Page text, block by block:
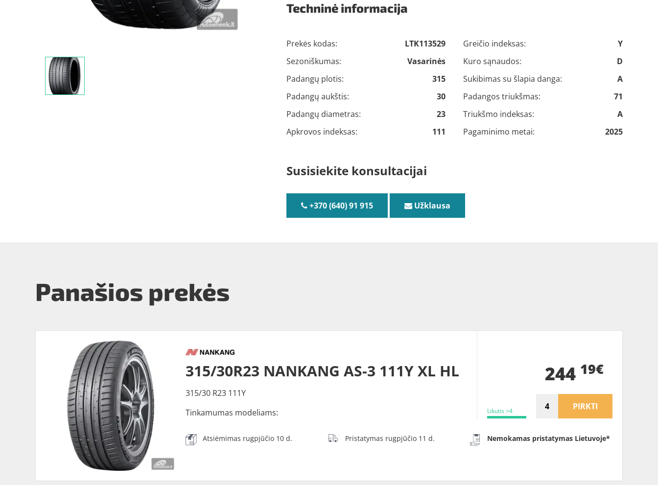
Techninė informacija
Prekės kodas:
LTK113529
Sezoniškumas:
Vasarinės
Padangų plotis:
315
Padangų aukštis:
30
Padangų diametras:
23
Apkrovos indeksas:
111
Greičio indeksas:
Y
Kuro sąnaudos:
D
Sukibimas su šlapia danga:
A
Padangos triukšmas:
71
Triukšmo indeksas:
A
Pagaminimo metai:
2025
Susisiekite konsultacijai
+370 (640) 91 915 Užklausa
Panašios prekės
315/30R23 NANKANG AS-3 111Y XL HL
315/30 R23 111Y
Tinkamumas modeliams:
Likutis >4
244 19€
PIRKTI
Atsiėmimas rugpjūčio 10 d. Pristatymas rugpjūčio 11 d. Nemokamas pristatymas Lietuvoje*